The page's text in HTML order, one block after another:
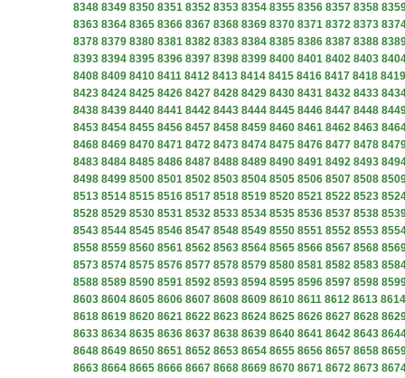
8348 8349 8350 8351 8352 8353 8354 8355 8356 8357 8358
8363 8364 8365 8366 8367 8368 8369 8370 8371 8372 8373
8378 8379 8380 8381 8382 8383 8384 8385 8386 8387 8388
8393 8394 8395 8396 8397 8398 8399 8400 8401 8402 8403
8408 8409 8410 8411 8412 8413 8414 8415 8416 8417 8418 8419
8423 8424 8425 8426 8427 8428 8429 8430 8431 8432 8433
8438 8439 8440 8441 8442 8443 8444 8445 8446 8447 8448
8453 8454 8455 8456 8457 8458 8459 8460 8461 8462 8463
8468 8469 8470 8471 8472 8473 8474 8475 8476 8477 8478
8483 8484 8485 8486 8487 8488 8489 8490 8491 8492 8493
8498 8499 8500 8501 8502 8503 8504 8505 8506 8507 8508
8513 8514 8515 8516 8517 8518 8519 8520 8521 8522 8523
8528 8529 8530 8531 8532 8533 8534 8535 8536 8537 8538
8543 8544 8545 8546 8547 8548 8549 8550 8551 8552 8553
8558 8559 8560 8561 8562 8563 8564 8565 8566 8567 8568
8573 8574 8575 8576 8577 8578 8579 8580 8581 8582 8583
8588 8589 8590 8591 8592 8593 8594 8595 8596 8597 8598
8603 8604 8605 8606 8607 8608 8609 8610 8611 8612 8613 8614
8618 8619 8620 8621 8622 8623 8624 8625 8626 8627 8628
8633 8634 8635 8636 8637 8638 8639 8640 8641 8642 8643
8648 8649 8650 8651 8652 8653 8654 8655 8656 8657 8658
8663 8664 8665 8666 8667 8668 8669 8670 8671 8672 8673